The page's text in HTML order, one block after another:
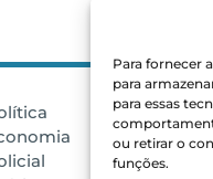
Para fornecer
para
para essas
ou retirar o
funções.
Minas Gerais
Montes
Arquivos